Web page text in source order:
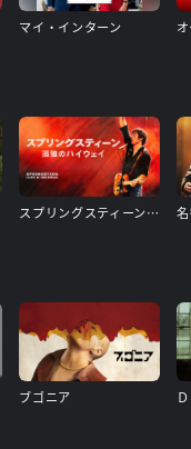
マイ・インターン
スプリングスティーン 孤独のハイウェイ
ブゴニア